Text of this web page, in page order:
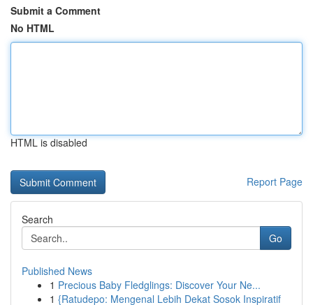
Submit a Comment
No HTML
HTML is disabled
Report Page
Search
Go
Published News
1 Precious Baby Fledglings: Discover Your Ne...
1 {Ratudepo: Mengenal Lebih Dekat Sosok Inspiratif